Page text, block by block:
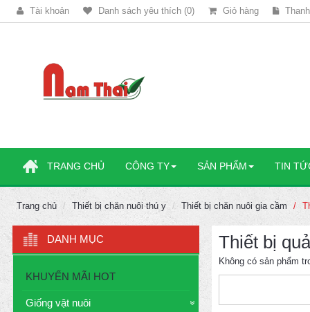
Tài khoản Danh sách yêu thích (0) Giỏ hàng
TRANG CHỦ CÔNG TY SẢN PHẨM TIN
Trang chủ Thiết bị chăn nuôi thú y Thiết bị chăn nuôi gia cầm
DANH MỤC
KHUYẾN MÃI HOT
Giống vật nuôi
Thiết bị
Không có sản phẩm